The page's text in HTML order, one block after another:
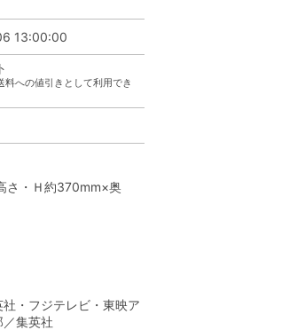
13:00:00
料への値引きとして利用でき
さ・Ｈ約370mm×奥
・フジテレビ・東映ア
集英社